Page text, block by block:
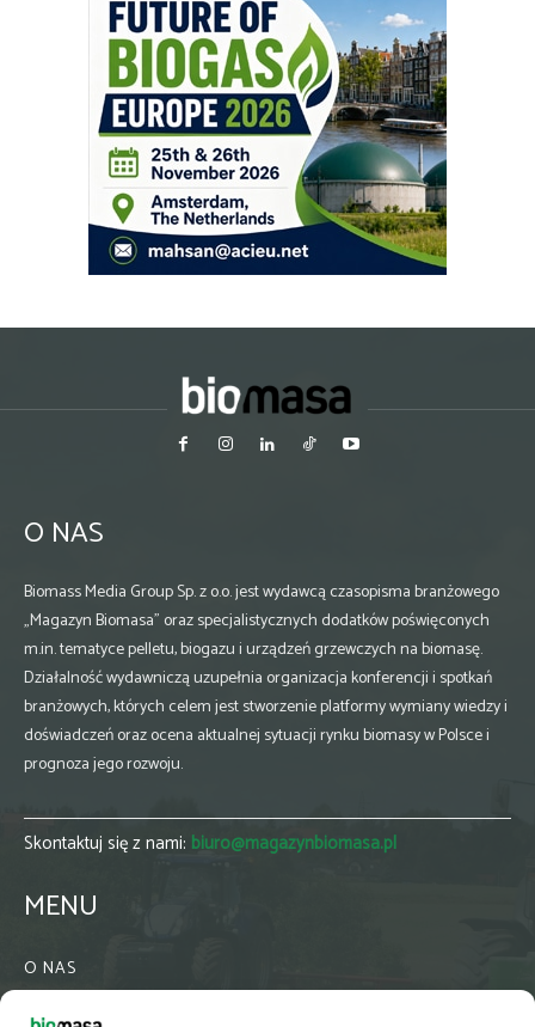
O NAS
Biomass Media Group Sp. z o.o. jest wydawcą czasopisma branżowego
„Magazyn Biomasa” oraz specjalistycznych dodatków poświęconych
m.in. tematyce pelletu, biogazu i urządzeń grzewczych na biomasę.
Działalność wydawniczą uzupełnia organizacja konferencji i spotkań
branżowych, których celem jest stworzenie platformy wymiany wiedzy i
doświadczeń oraz ocena aktualnej sytuacji rynku biomasy w Polsce i
prognoza jego rozwoju.
Skontaktuj się z nami: biuro@magazynbiomasa.pl
MENU
O NAS